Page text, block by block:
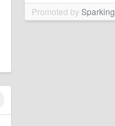
Promoted bySparking